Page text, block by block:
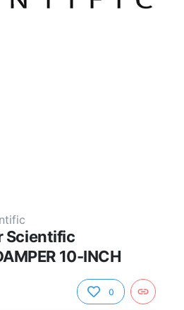
Scientific
10-INCH
0